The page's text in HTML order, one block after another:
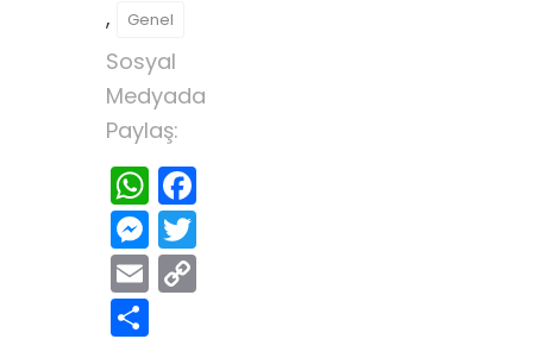
, Genel
Sosyal
Medyada
Paylaş:
WhatsApp
Messenger
Email